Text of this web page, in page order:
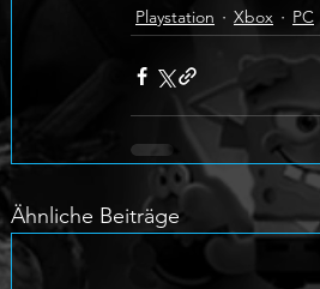
Playstation
Xbox PC
Ähnliche Beiträge